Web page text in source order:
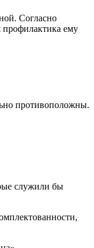
Согласно
ему
противоположны.
служили бы